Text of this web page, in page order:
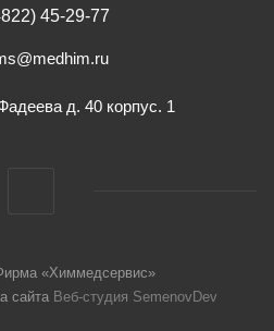
45-29-77
д. 40 корпус. 1
«Химмедсервис»
сайта Веб-студия SemenovDev